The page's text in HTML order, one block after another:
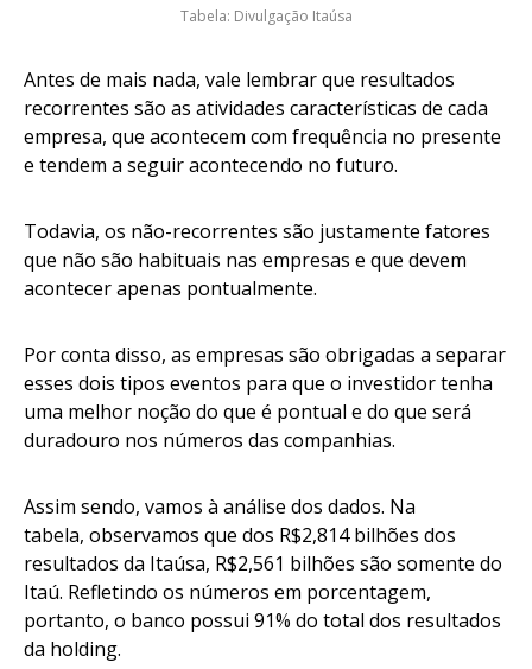
Tabela: Divulgação Itaúsa
Antes de mais nada, vale lembrar que resultados
recorrentes são as atividades características de cada
empresa, que acontecem com frequência no presente
e tendem a seguir acontecendo no futuro.
Todavia, os não-recorrentes são justamente fatores
que não são habituais nas empresas e que devem
acontecer apenas pontualmente.
Por conta disso, as empresas são obrigadas a separar
esses dois tipos eventos para que o investidor tenha
uma melhor noção do que é pontual e do que será
duradouro nos números das companhias.
Assim sendo, vamos à análise dos dados. Na
tabela, observamos que dos R$2,814 bilhões dos
resultados da Itaúsa, R$2,561 bilhões são somente do
Itaú. Refletindo os números em porcentagem,
portanto, o banco possui 91% do total dos resultados
da holding.